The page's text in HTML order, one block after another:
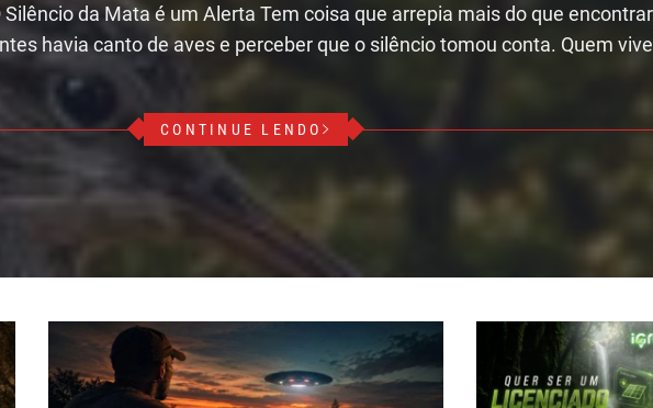
da Mata é um Alerta Tem coisa que arrepia mais do que
havia canto de aves e perceber que o silêncio tomou conta. Quem
CONTINUE LENDO